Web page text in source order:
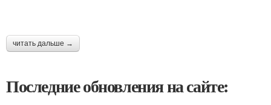
читать дальше →
Последние обновления на сайте: